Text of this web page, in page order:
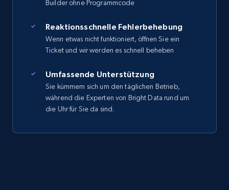
Builder ohne Programmcode
Reaktionsschnelle Fehlerbehebung
Wenn etwas nicht funktioniert, öffnen Sie ein
Ticket und wir werden es schnell beheben
Umfassende Unterstützung
Sie kümmern sich um den täglichen Betrieb,
während die Experten von Bright Data rund um
die Uhr für Sie da sind.